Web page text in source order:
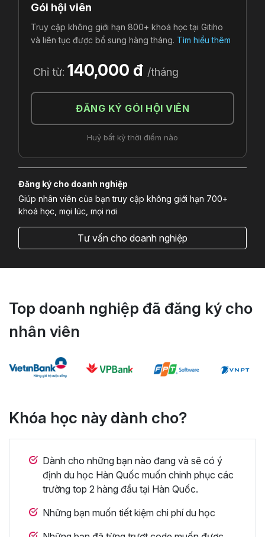
Gói hội viên
Truy cập không giới hạn 800+ khoá học tại Gitiho
và liên tục được bổ sung hàng tháng. Tìm hiểu thêm
Chỉ từ: 140,000 đ /tháng
ĐĂNG KÝ GÓI HỘI VIÊN
Huỷ bất kỳ thời điểm nào
Đăng ký cho doanh nghiệp
Giúp nhân viên của bạn truy cập không giới hạn 700+
khoá học, mọi lúc, mọi nơi
Tư vấn cho doanh nghiệp
Top doanh nghiệp đã đăng ký cho
nhân viên
Khóa học này dành cho?
Dành cho những bạn nào đang và sẽ có ý
định du học Hàn Quốc muốn chinh phục các
trường top 2 hàng đầu tại Hàn Quốc.
Những bạn muốn tiết kiệm chi phí du học